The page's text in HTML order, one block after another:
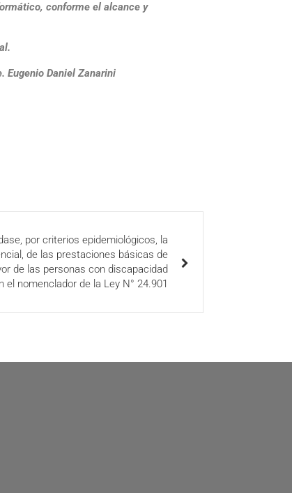
conforme el alcance y
Eugenio Daniel Zanarini
por criterios epidemiológicos, la
de las prestaciones básicas de
de las personas con discapacidad
el nomenclador de la Ley N° 24.901